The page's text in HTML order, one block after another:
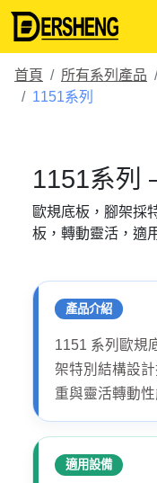
首頁 所有系列產品
1151系列
1151系列
歐規底板，腳架採
板，轉動靈活，適
產品介紹
1151 系列歐規
架特別結構設
重與靈活轉動
適用設備